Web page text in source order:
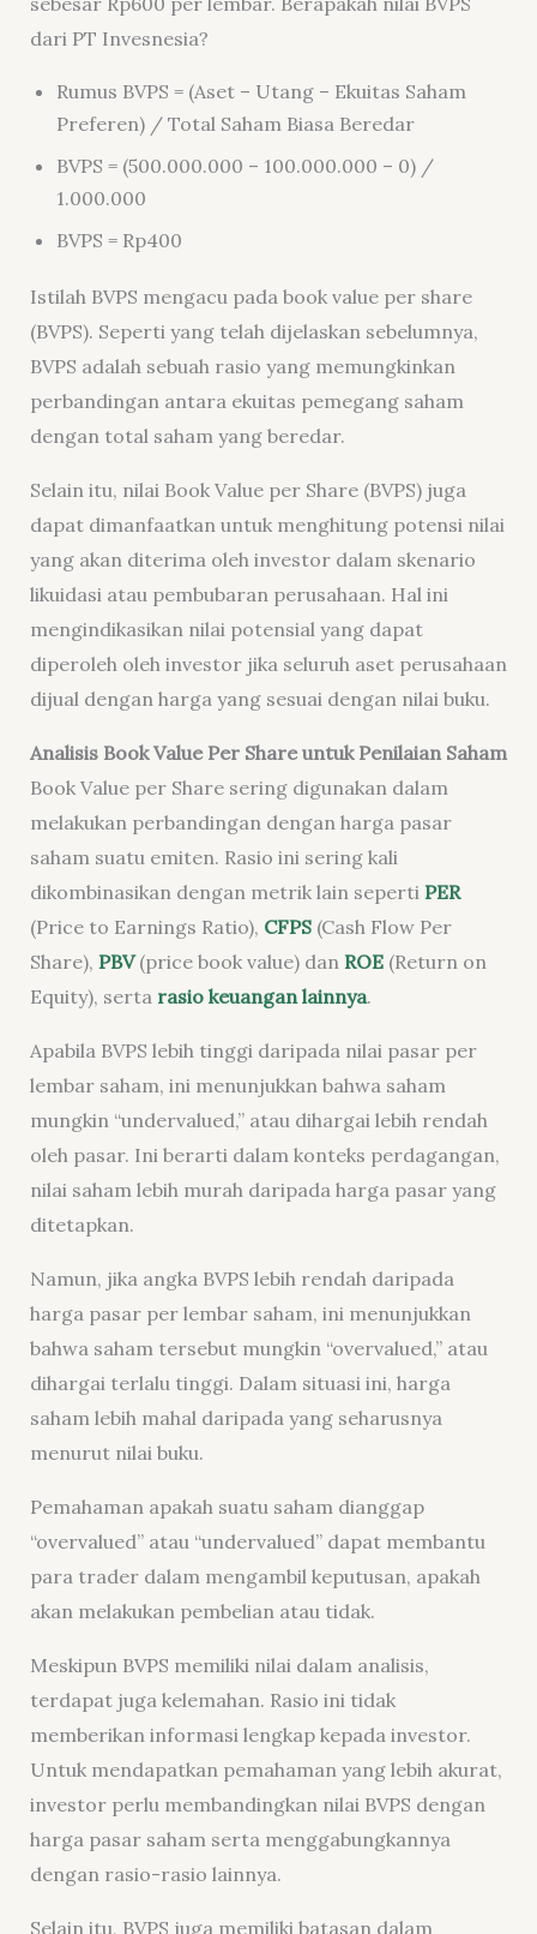
dari PT Invesnesia?
Rumus BVPS = (Aset – Utang – Ekuitas Saham
Preferen) / Total Saham Biasa Beredar
BVPS = (500.000.000 – 100.000.000 – 0) /
1.000.000
BVPS = Rp400
Istilah BVPS mengacu pada book value per share
(BVPS). Seperti yang telah dijelaskan sebelumnya,
BVPS adalah sebuah rasio yang memungkinkan
perbandingan antara ekuitas pemegang saham
dengan total saham yang beredar.
Selain itu, nilai Book Value per Share (BVPS) juga
dapat dimanfaatkan untuk menghitung potensi nilai
yang akan diterima oleh investor dalam skenario
likuidasi atau pembubaran perusahaan. Hal ini
mengindikasikan nilai potensial yang dapat
diperoleh oleh investor jika seluruh aset perusahaan
dijual dengan harga yang sesuai dengan nilai buku.
Analisis Book Value Per Share untuk Penilaian Saham
Book Value per Share sering digunakan dalam
melakukan perbandingan dengan harga pasar
saham suatu emiten. Rasio ini sering kali
dikombinasikan dengan metrik lain seperti PER
(Price to Earnings Ratio), CFPS(Cash Flow Per
Share), PBV(price book value) dan ROE(Return on
Equity), serta rasio keuangan lainnya.
Apabila BVPS lebih tinggi daripada nilai pasar per
lembar saham, ini menunjukkan bahwa saham
mungkin “undervalued,” atau dihargai lebih rendah
oleh pasar. Ini berarti dalam konteks perdagangan,
nilai saham lebih murah daripada harga pasar yang
ditetapkan.
Namun, jika angka BVPS lebih rendah daripada
harga pasar per lembar saham, ini menunjukkan
bahwa saham tersebut mungkin “overvalued,” atau
dihargai terlalu tinggi. Dalam situasi ini, harga
saham lebih mahal daripada yang seharusnya
menurut nilai buku.
Pemahaman apakah suatu saham dianggap
“overvalued” atau “undervalued” dapat membantu
para trader dalam mengambil keputusan, apakah
akan melakukan pembelian atau tidak.
Meskipun BVPS memiliki nilai dalam analisis,
terdapat juga kelemahan. Rasio ini tidak
memberikan informasi lengkap kepada investor.
Untuk mendapatkan pemahaman yang lebih akurat,
investor perlu membandingkan nilai BVPS dengan
harga pasar saham serta menggabungkannya
dengan rasio-rasio lainnya.
Selain itu, BVPS juga memiliki batasan dalam